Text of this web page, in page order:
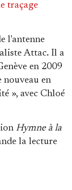
traçage
l'antenne
Attac. Il a
en 2009
nouveau en
», avec Chloé
Hymne à la
la lecture